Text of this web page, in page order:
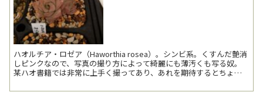
ハオルチア・ロゼア（Haworthia rosea）。シンビ系。くすんだ艶消
しピンクなので、写真の撮り方によって綺麗にも薄汚くも写る奴。
某ハオ書籍では非常に上手く撮ってあり、あれを期待するとちょっ